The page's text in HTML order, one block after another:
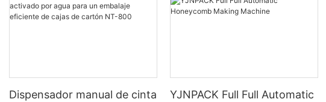
Dispensador manual de cinta
YJNPACK Full Full Automatic